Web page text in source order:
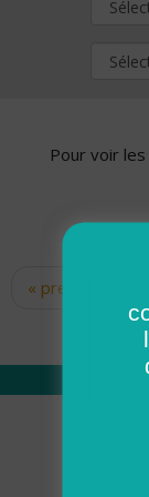
Pour voir
Pages
« premier